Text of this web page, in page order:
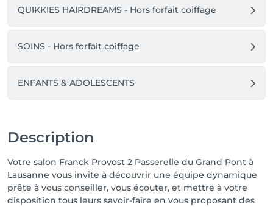
QUIKKIES HAIRDREAMS - Hors forfait coiffage
SOINS - Hors forfait coiffage
ENFANTS & ADOLESCENTS
Description
Votre salon Franck Provost 2 Passerelle du Grand Pont à
Lausanne vous invite à découvrir une équipe dynamique
prête à vous conseiller, vous écouter, et mettre à votre
disposition tous leurs savoir-faire en vous proposant des